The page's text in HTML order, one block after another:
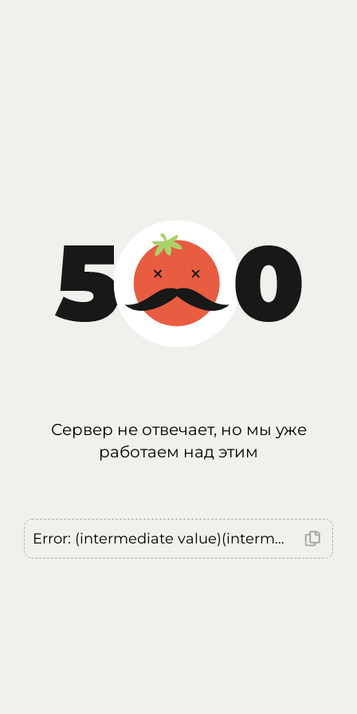
Сервер не отвечает, но мы уже
работаем над этим
Error: (intermediate value)(intermediate value)(intermediate value).replaceAll is not a function